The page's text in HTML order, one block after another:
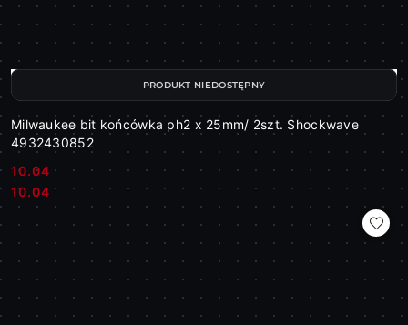
Milwaukee bit końcówka ph2 x 25mm/ 2szt. Shockwave
4932430852
Cena:
10.04
Cena:
10.04
PRODUKT NIEDOSTĘPNY